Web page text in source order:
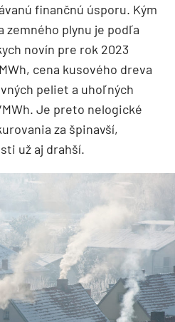
finančnú úsporu. Kým
zemného plynu je podľa
novín pre rok 2023
cena kusového dreva
peliet a uhoľných
Je preto nelogické
za špinavší,
už aj drahší.